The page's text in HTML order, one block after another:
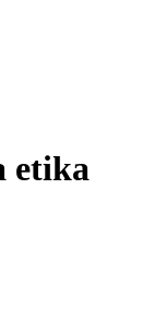
etika